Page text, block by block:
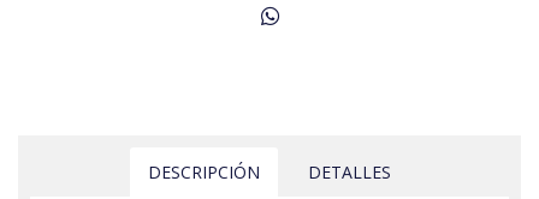
DESCRIPCIÓN DETALLES